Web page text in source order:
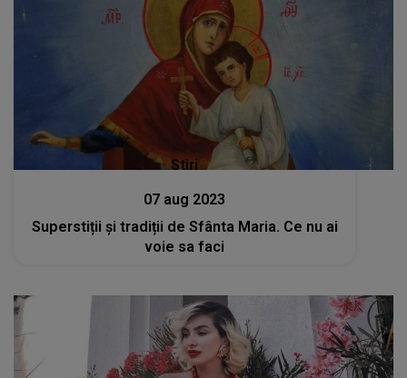
Stiri
07 aug 2023
Superstiții și tradiții de Sfânta Maria. Ce nu ai
voie sa faci